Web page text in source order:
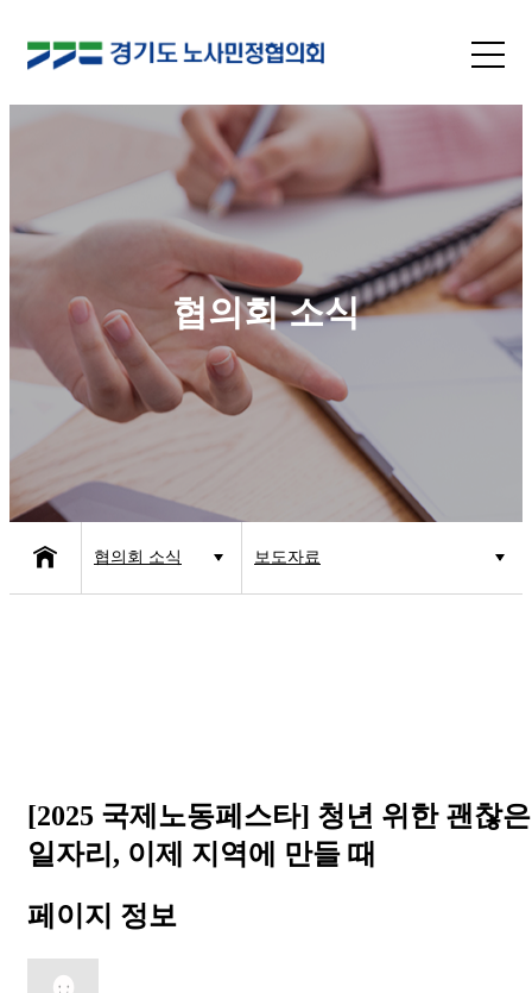
협의회 소식
협의회 소식 보도자료
[2025 국제노동페스타] 청년 위한 괜찮은
일자리, 이제 지역에 만들 때
페이지 정보